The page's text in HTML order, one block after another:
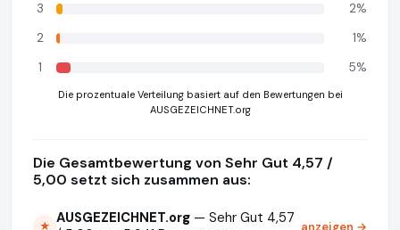
3
2%
2
1%
1
5%
Die prozentuale Verteilung basiert auf den Bewertungen bei
AUSGEZEICHNET.org
Die Gesamtbewertung von Sehr Gut 4,57 /
5,00 setzt sich zusammen aus:
★ AUSGEZEICHNET.org — Sehr Gut 4,57 anzeigen →